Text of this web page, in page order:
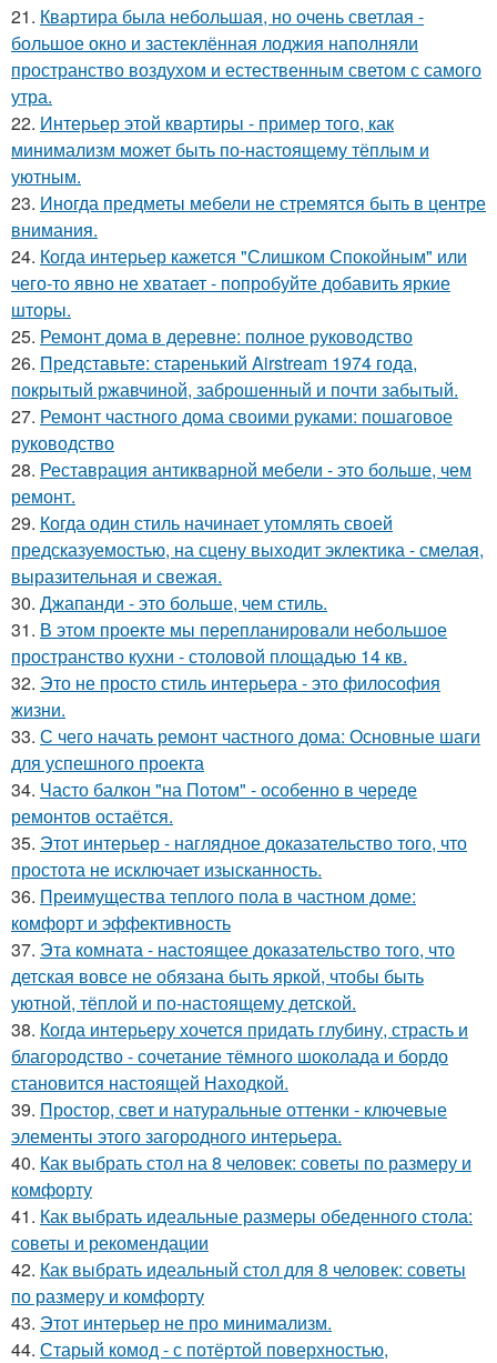
21. Квартира была небольшая, но очень светлая -
большое окно и застеклённая лоджия наполняли
пространство воздухом и естественным светом с самого
утра.
22. Интерьер этой квартиры - пример того, как
минимализм может быть по-настоящему тёплым и
уютным.
23. Иногда предметы мебели не стремятся быть в центре
внимания.
24. Когда интерьер кажется "Слишком Спокойным" или
чего-то явно не хватает - попробуйте добавить яркие
шторы.
25. Ремонт дома в деревне: полное руководство
26. Представьте: старенький Airstream 1974 года,
покрытый ржавчиной, заброшенный и почти забытый.
27. Ремонт частного дома своими руками: пошаговое
руководство
28. Реставрация антикварной мебели - это больше, чем
ремонт.
29. Когда один стиль начинает утомлять своей
предсказуемостью, на сцену выходит эклектика - смелая,
выразительная и свежая.
30. Джапанди - это больше, чем стиль.
31. В этом проекте мы перепланировали небольшое
пространство кухни - столовой площадью 14 кв.
32. Это не просто стиль интерьера - это философия
жизни.
33. С чего начать ремонт частного дома: Основные шаги
для успешного проекта
34. Часто балкон "на Потом" - особенно в череде
ремонтов остаётся.
35. Этот интерьер - наглядное доказательство того, что
простота не исключает изысканность.
36. Преимущества теплого пола в частном доме:
комфорт и эффективность
37. Эта комната - настоящее доказательство того, что
детская вовсе не обязана быть яркой, чтобы быть
уютной, тёплой и по-настоящему детской.
38. Когда интерьеру хочется придать глубину, страсть и
благородство - сочетание тёмного шоколада и бордо
становится настоящей Находкой.
39. Простор, свет и натуральные оттенки - ключевые
элементы этого загородного интерьера.
40. Как выбрать стол на 8 человек: советы по размеру и
комфорту
41. Как выбрать идеальные размеры обеденного стола:
советы и рекомендации
42. Как выбрать идеальный стол для 8 человек: советы
по размеру и комфорту
43. Этот интерьер не про минимализм.
44. Старый комод - с потёртой поверхностью,